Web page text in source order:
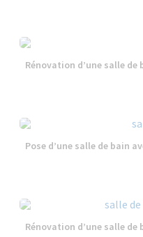
Rénovation d’une salle
Pose d’une salle de bain
Rénovation d’une salle de